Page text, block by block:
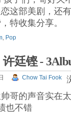
这部美剧，还
特收集分享。
, Pop
许廷铿 -
Chow Tai Fook
哥的声音实在
也不错